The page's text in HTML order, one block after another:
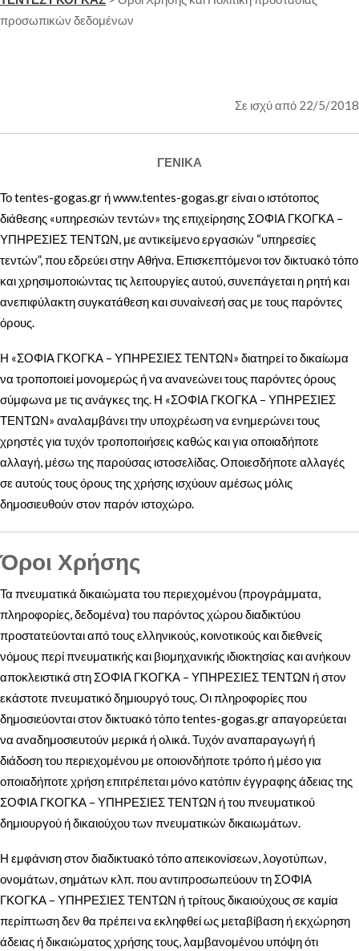
προσωπικών δεδομένων
Σε ισχύ από 22/5/2018
ΓΕΝΙΚΑ
Το tentes-gogas.gr ή www.tentes-gogas.gr είναι ο ιστότοπος
διάθεσης «υπηρεσιών τεντών» της επιχείρησης ΣΟΦΙΑ ΓΚΟΓΚΑ –
ΥΠΗΡΕΣΙΕΣ ΤΕΝΤΩΝ, με αντικείμενο εργασιών “υπηρεσίες
τεντών”, που εδρεύει στην Αθήνα. Επισκεπτόμενοι τον δικτυακό τόπο
και χρησιμοποιώντας τις λειτουργίες αυτού, συνεπάγεται η ρητή και
ανεπιφύλακτη συγκατάθεση και συναίνεσή σας με τους παρόντες
όρους.
Η «ΣΟΦΙΑ ΓΚΟΓΚΑ – ΥΠΗΡΕΣΙΕΣ ΤΕΝΤΩΝ» διατηρεί το δικαίωμα
να τροποποιεί μονομερώς ή να ανανεώνει τους παρόντες όρους
σύμφωνα με τις ανάγκες της. Η «ΣΟΦΙΑ ΓΚΟΓΚΑ – ΥΠΗΡΕΣΙΕΣ
ΤΕΝΤΩΝ» αναλαμβάνει την υποχρέωση να ενημερώνει τους
χρηστές για τυχόν τροποποιήσεις καθώς και για οποιαδήποτε
αλλαγή, μέσω της παρούσας ιστοσελίδας. Οποιεσδήποτε αλλαγές
σε αυτούς τους όρους της χρήσης ισχύουν αμέσως μόλις
δημοσιευθούν στον παρόν ιστοχώρο.
Όροι Χρήσης
Τα πνευματικά δικαιώματα του περιεχομένου (προγράμματα,
πληροφορίες, δεδομένα) του παρόντος χώρου διαδικτύου
προστατεύονται από τους ελληνικούς, κοινοτικούς και διεθνείς
νόμους περί πνευματικής και βιομηχανικής ιδιοκτησίας και ανήκουν
αποκλειστικά στη ΣΟΦΙΑ ΓΚΟΓΚΑ – ΥΠΗΡΕΣΙΕΣ ΤΕΝΤΩΝ ή στον
εκάστοτε πνευματικό δημιουργό τους. Οι πληροφορίες που
δημοσιεύονται στον δικτυακό τόπο tentes-gogas.gr απαγορεύεται
να αναδημοσιευτούν μερικά ή ολικά. Τυχόν αναπαραγωγή ή
διάδοση του περιεχομένου με οποιονδήποτε τρόπο ή μέσο για
οποιαδήποτε χρήση επιτρέπεται μόνο κατόπιν έγγραφης άδειας της
ΣΟΦΙΑ ΓΚΟΓΚΑ – ΥΠΗΡΕΣΙΕΣ ΤΕΝΤΩΝ ή του πνευματικού
δημιουργού ή δικαιούχου των πνευματικών δικαιωμάτων.
Η εμφάνιση στον διαδικτυακό τόπο απεικονίσεων, λογοτύπων,
ονομάτων, σημάτων κλπ. που αντιπροσωπεύουν τη ΣΟΦΙΑ
ΓΚΟΓΚΑ – ΥΠΗΡΕΣΙΕΣ ΤΕΝΤΩΝ ή τρίτους δικαιούχους σε καμία
περίπτωση δεν θα πρέπει να εκληφθεί ως μεταβίβαση ή εκχώρηση
άδειας ή δικαιώματος χρήσης τους, λαμβανομένου υπόψη ότι